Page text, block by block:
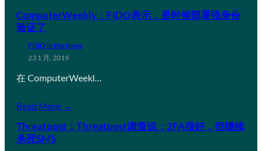
ComputerWeekly：FIDO表示，是时候部署强身份
验证了
FIDO in the News
23 1 月, 2019
在 ComputerWeekl…
Read More →
Threatpost：Threatpost调查说：2FA很好，但继续
杀死SMS